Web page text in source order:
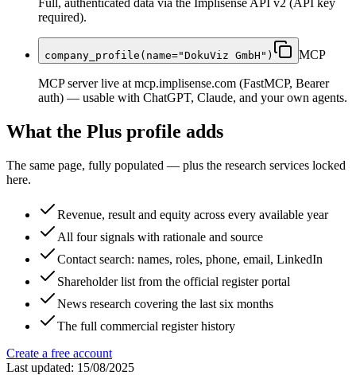
Full, authenticated data via the Implisense API v2 (API key
required).
company_profile(name="DokuViz GmbH") MCP
MCP server live at mcp.implisense.com (FastMCP, Bearer
auth) — usable with ChatGPT, Claude, and your own agents.
What the Plus profile adds
The same page, fully populated — plus the research services locked
here.
Revenue, result and equity across every available year
All four signals with rationale and source
Contact search: names, roles, phone, email, LinkedIn
Shareholder list from the official register portal
News research covering the last six months
The full commercial register history
Create a free account
Last updated: 15/08/2025